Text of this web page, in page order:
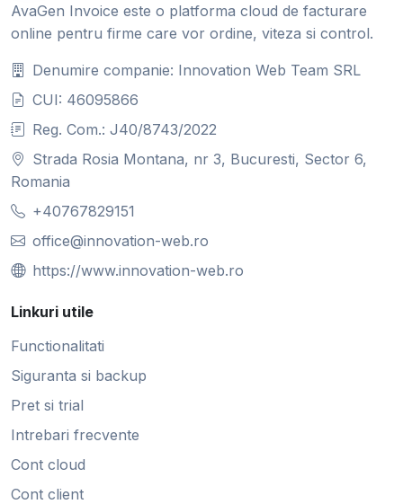
AvaGen Invoice este o platforma cloud de facturare
online pentru firme care vor ordine, viteza si control.
Denumire companie: Innovation Web Team SRL
CUI: 46095866
Reg. Com.: J40/8743/2022
Strada Rosia Montana, nr 3, Bucuresti, Sector 6,
Romania
+40767829151
office@innovation-web.ro
https://www.innovation-web.ro
Linkuri utile
Functionalitati
Siguranta si backup
Pret si trial
Intrebari frecvente
Cont cloud
Cont client